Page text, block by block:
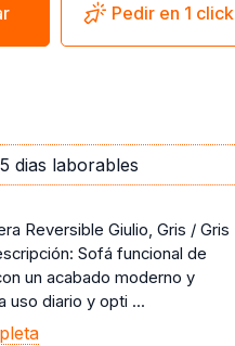
Pedir en 1 click
dias laborables
Reversible Giulio, Gris / Gris
Sofá funcional de
un acabado moderno y
uso diario y opti ...